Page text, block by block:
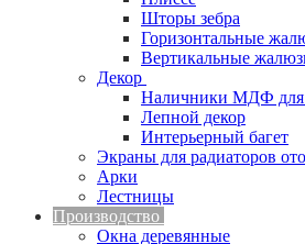
Шторы зебра
Горизонтальные
Вертикальные
Декор
Наличники МДФ для
Лепной декор
Интерьерный багет
Экраны для радиаторов
Арки
Лестницы
Производство
Окна деревянные